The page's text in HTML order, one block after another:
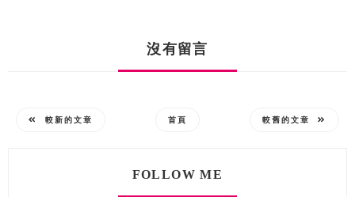
沒有留言
較新的文章 首頁 較舊的文章
FOLLOW ME